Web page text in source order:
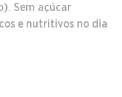
Sem açúcar
e nutritivos no dia